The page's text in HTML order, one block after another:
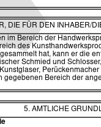
DIE FÜR DEN INHABER/
im Bereich der
des
hat, kann er die
Schmied und
gegebenen Bereich der
5. AMTLICHE